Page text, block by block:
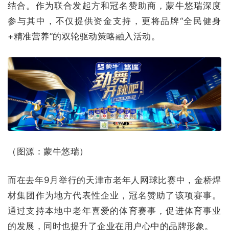
结合。作为联合发起方和冠名赞助商，蒙牛悠瑞深度
参与其中，不仅提供资金支持，更将品牌“全民健身
+精准营养”的双轮驱动策略融入活动。
（图源：蒙牛悠瑞）
而在去年9月举行的天津市老年人网球比赛中，金桥焊
材集团作为地方代表性企业，冠名赞助了该项赛事。
通过支持本地中老年喜爱的体育赛事，促进体育事业
的发展，同时也提升了企业在用户心中的品牌形象。